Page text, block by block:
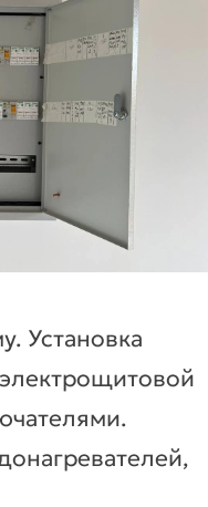
Установка